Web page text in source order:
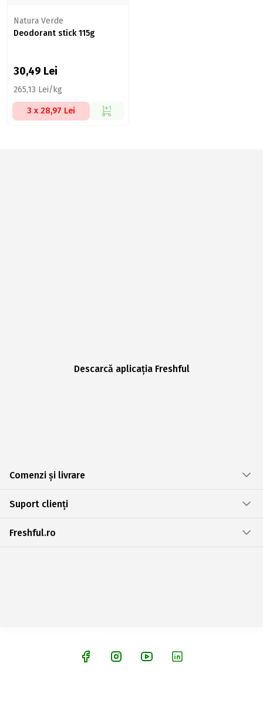
Natura Verde
Deodorant stick 115g
30,49 Lei
265,13 Lei/kg
3 x 28,97 Lei
Descarcă aplicația Freshful
Comenzi și livrare
Suport clienți
Freshful.ro